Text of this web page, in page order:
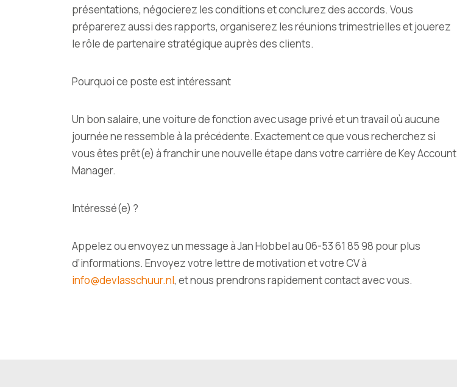
présentations, négocierez les conditions et conclurez des accords. Vous
préparerez aussi des rapports, organiserez les réunions trimestrielles et jouerez
le rôle de partenaire stratégique auprès des clients.
Pourquoi ce poste est intéressant
Un bon salaire, une voiture de fonction avec usage privé et un travail où aucune
journée ne ressemble à la précédente. Exactement ce que vous recherchez si
vous êtes prêt(e) à franchir une nouvelle étape dans votre carrière de Key Account
Manager.
Intéressé(e) ?
Appelez ou envoyez un message à Jan Hobbel au 06-53 61 85 98 pour plus
d’informations. Envoyez votre lettre de motivation et votre CV à
info@devlasschuur.nl, et nous prendrons rapidement contact avec vous.